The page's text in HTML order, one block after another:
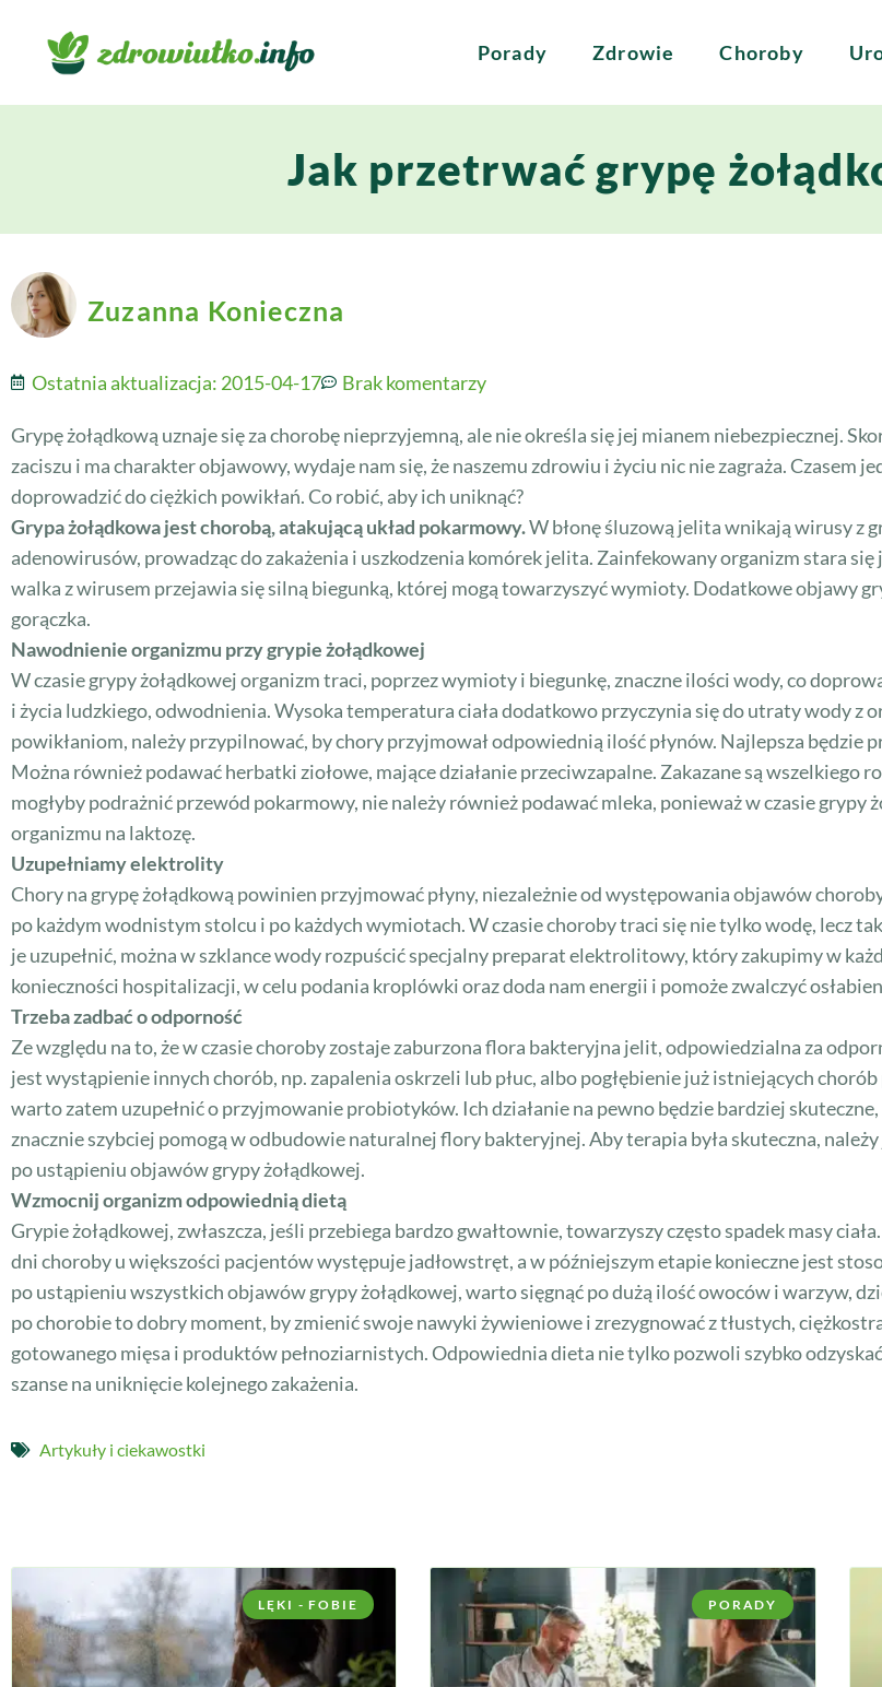
Porady Zdrowie Choroby
Jak przetrwać grypę
Zuzanna Konieczna
Ostatnia aktualizacja: 2015-04-17 Brak komentarzy
Grypę żołądkową uznaje się za chorobę nieprzyjemną, ale nie określa się jej mianem niebezpiecznej.
zaciszu i ma charakter objawowy, wydaje nam się, że naszemu zdrowiu i życiu nic nie zagraża. Czasem
doprowadzić do ciężkich powikłań. Co robić, aby ich uniknąć?
Grypa żołądkowa jest chorobą, atakującą układ pokarmowy.W błonę śluzową jelita wnikają wirusy
adenowirusów, prowadząc do zakażenia i uszkodzenia komórek jelita. Zainfekowany organizm stara
walka z wirusem przejawia się silną biegunką, której mogą towarzyszyć wymioty. Dodatkowe objawy
gorączka.
Nawodnienie organizmu przy grypie żołądkowej
W czasie grypy żołądkowej organizm traci, poprzez wymioty i biegunkę, znaczne ilości wody, co
i życia ludzkiego, odwodnienia. Wysoka temperatura ciała dodatkowo przyczynia się do utraty wody z
powikłaniom, należy przypilnować, by chory przyjmował odpowiednią ilość płynów. Najlepsza będzie
Można również podawać herbatki ziołowe, mające działanie przeciwzapalne. Zakazane są wszelkiego
mogłyby podrażnić przewód pokarmowy, nie należy również podawać mleka, ponieważ w czasie grypy
organizmu na laktozę.
Uzupełniamy elektrolity
Chory na grypę żołądkową powinien przyjmować płyny, niezależnie od występowania objawów
po każdym wodnistym stolcu i po każdych wymiotach. W czasie choroby traci się nie tylko wodę, lecz
je uzupełnić, można w szklance wody rozpuścić specjalny preparat elektrolitowy, który zakupimy w
konieczności hospitalizacji, w celu podania kroplówki oraz doda nam energii i pomoże zwalczyć
Trzeba zadbać o odporność
Ze względu na to, że w czasie choroby zostaje zaburzona flora bakteryjna jelit, odpowiedzialna za
jest wystąpienie innych chorób, np. zapalenia oskrzeli lub płuc, albo pogłębienie już istniejących
warto zatem uzupełnić o przyjmowanie probiotyków. Ich działanie na pewno będzie bardziej
znacznie szybciej pomogą w odbudowie naturalnej flory bakteryjnej. Aby terapia była skuteczna,
po ustąpieniu objawów grypy żołądkowej.
Wzmocnij organizm odpowiednią dietą
Grypie żołądkowej, zwłaszcza, jeśli przebiega bardzo gwałtownie, towarzyszy często spadek masy
dni choroby u większości pacjentów występuje jadłowstręt, a w późniejszym etapie konieczne jest
po ustąpieniu wszystkich objawów grypy żołądkowej, warto sięgnąć po dużą ilość owoców i warzyw,
po chorobie to dobry moment, by zmienić swoje nawyki żywieniowe i zrezygnować z tłustych,
gotowanego mięsa i produktów pełnoziarnistych. Odpowiednia dieta nie tylko pozwoli szybko
szanse na uniknięcie kolejnego zakażenia.
Artykuły i ciekawostki
LĘKI - FOBIE PORADY